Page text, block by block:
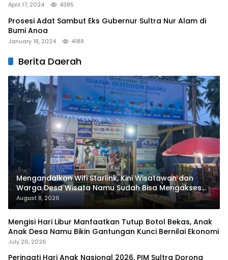
April 17, 2024 4385
Prosesi Adat Sambut Eks Gubernur Sultra Nur Alam di
Bumi Anoa
January 18, 2024 4188
Berita Daerah
Mengandalkan Wifi Starlink, Kini Wisatawan dan
Warga Desa Wisata Namu Sudah Bisa Mengakses
Transaksi Digital
August 8, 2026
Mengisi Hari Libur Manfaatkan Tutup Botol Bekas, Anak
Anak Desa Namu Bikin Gantungan Kunci Bernilai Ekonomi
July 26, 2026
Peringati Hari Anak Nasional 2026, PIM Sultra Dorong